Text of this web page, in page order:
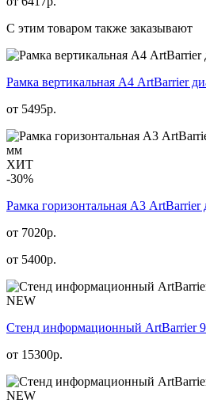
С этим товаром также заказывают
Рамка вертикальная А4 ArtBarrier
от 5495р.
ХИТ
-30%
Рамка горизонтальная А3 ArtBarrier
от 7020р.
от 5400р.
NEW
Стенд информационный АrtBarrier
от 15300р.
NEW